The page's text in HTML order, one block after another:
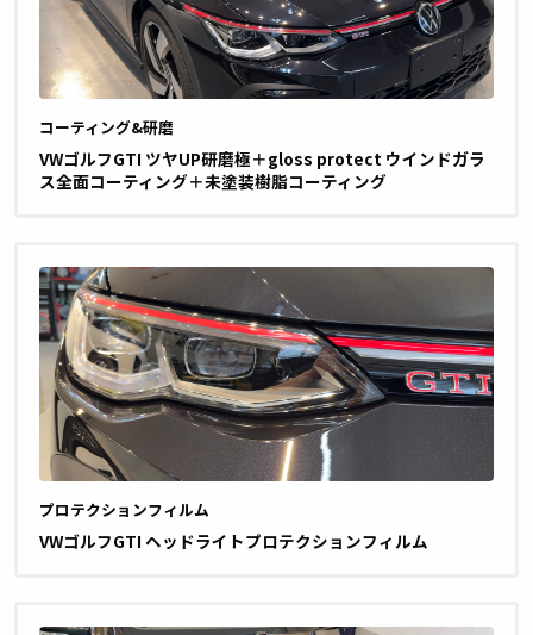
コーティング&研磨
VWゴルフGTI ツヤUP研磨極＋gloss protect ウインドガラ
ス全面コーティング＋未塗装樹脂コーティング
プロテクションフィルム
VWゴルフGTI ヘッドライトプロテクションフィルム